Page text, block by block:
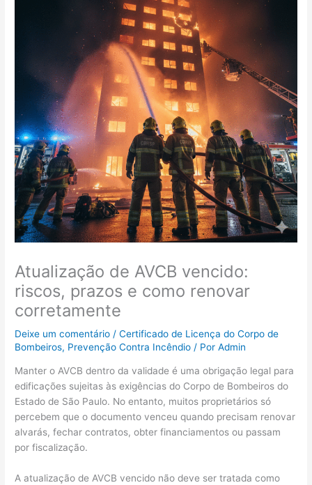
Atualização de AVCB vencido:
riscos, prazos e como renovar
corretamente
Deixe um comentário /Certificado de Licença do Corpo de
Bombeiros, Prevenção Contra Incêndio / PorAdmin
Manter o AVCB dentro da validade é uma obrigação legal para
edificações sujeitas às exigências do Corpo de Bombeiros do
Estado de São Paulo. No entanto, muitos proprietários só
percebem que o documento venceu quando precisam renovar
alvarás, fechar contratos, obter financiamentos ou passam
por fiscalização.
A atualização de AVCB vencido não deve ser tratada como